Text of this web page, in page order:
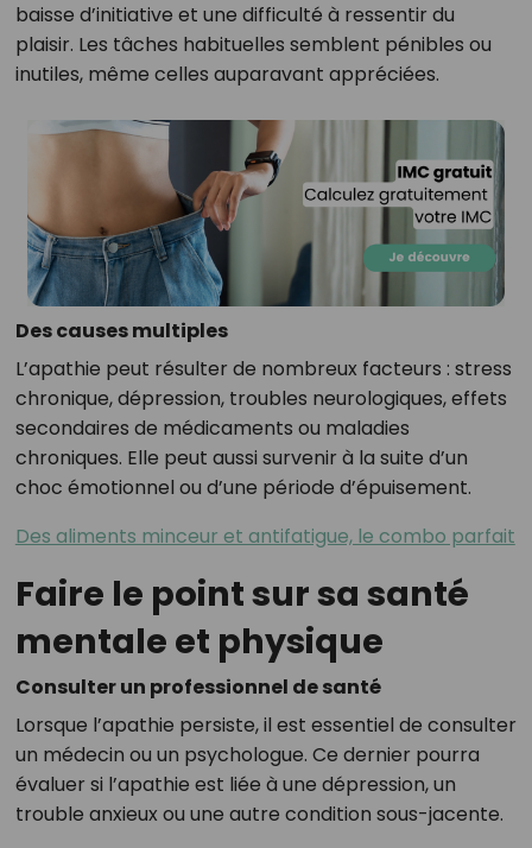
baisse d’initiative et une difficulté à ressentir du
plaisir. Les tâches habituelles semblent pénibles ou
inutiles, même celles auparavant appréciées.
Des causes multiples
L’apathie peut résulter de nombreux facteurs : stress
chronique, dépression, troubles neurologiques, effets
secondaires de médicaments ou maladies
chroniques. Elle peut aussi survenir à la suite d’un
choc émotionnel ou d’une période d’épuisement.
Des aliments minceur et antifatigue, le combo parfait
Faire le point sur sa santé
mentale et physique
Consulter un professionnel de santé
Lorsque l’apathie persiste, il est essentiel de consulter
un médecin ou un psychologue. Ce dernier pourra
évaluer si l’apathie est liée à une dépression, un
trouble anxieux ou une autre condition sous-jacente.